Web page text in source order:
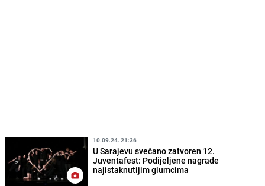
10.09.24. 21:36
U Sarajevu svečano zatvoren 12.
Juventafest: Podijeljene nagrade
najistaknutijim glumcima